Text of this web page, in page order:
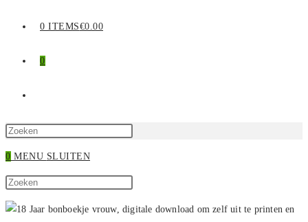
0 ITEMS€0.00
0
ZOEKEN
zoekpaneel
0 MENU SLUITEN
Zoek
op
Escape